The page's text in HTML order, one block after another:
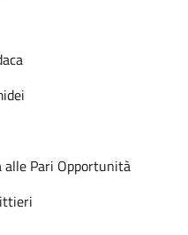
alle Pari Opportunità